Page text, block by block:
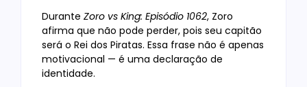
Durante Zoro vs King: Episódio 1062, Zoro
afirma que não pode perder, pois seu capitão
será o Rei dos Piratas. Essa frase não é apenas
motivacional — é uma declaração de
identidade.